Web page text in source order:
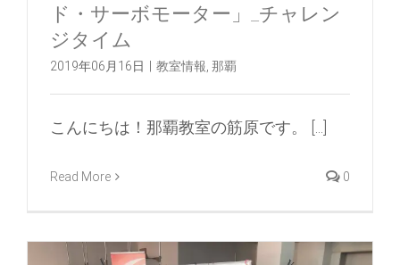
ド・サーボモーター」_チャレン
ジタイム
2019年06月16日 教室情報 那覇
こんにちは！那覇教室の筋原です。 [...]
Read More 0